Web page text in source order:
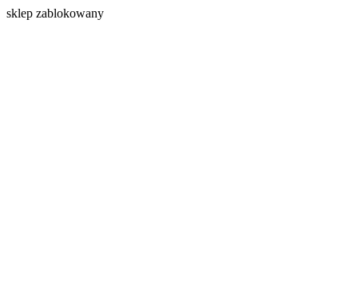
sklep zablokowany